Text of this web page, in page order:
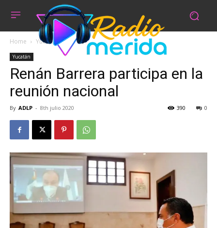
Home Yucatán
Yucatán
Renán Barrera participa en la
reunión nacional
By ADLP - 8th julio 2020 0
390